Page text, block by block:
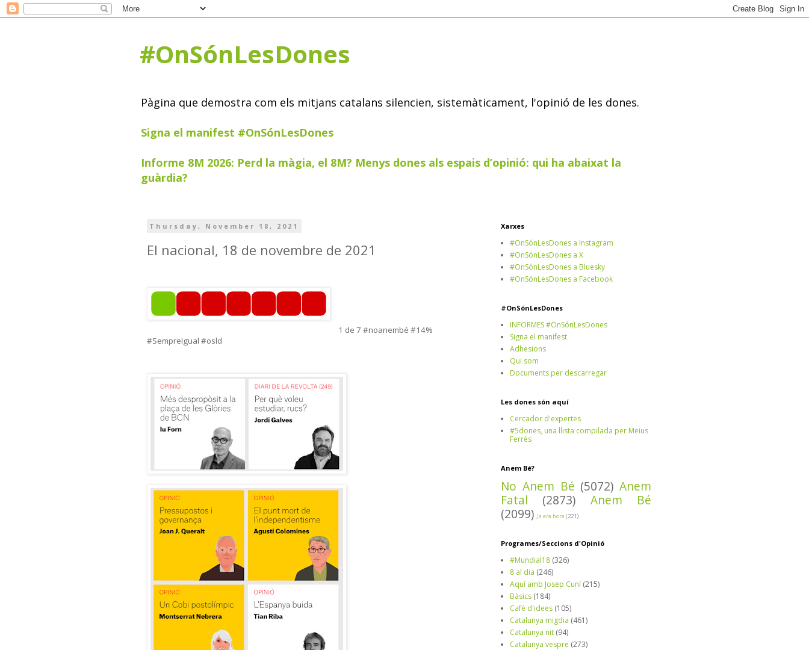
#OnSónLesDones
Pàgina que demostra com els mitjans catalans silencien, sistemàticament, l'opinió de les dones.
Signa el manifest #OnSónLesDones
Informe 8M 2026: Perd la màgia, el 8M? Menys dones als espais d’opinió: qui ha abaixat la
guàrdia?
Thursday, November 18, 2021
El nacional, 18 de novembre de 2021
1 de 7 #noanembé #14%
#SempreIgual #osld
Xarxes
#OnSónLesDones a Instagram
#OnSónLesDones a X
#OnSónLesDones a Bluesky
#OnSónLesDones a Facebook
#OnSónLesDones
INFORMES #OnSónLesDones
Signa el manifest
Adhesions
Qui som
Documents per descarregar
Les dones són aquí
Cercador d'expertes
#5dones, una llista compilada per Meius
Ferrés
Anem Bé?
No Anem Bé (5072) Anem
Fatal
(2873)
Anem Bé
(2099) Ja era hora (221)
Programes/Seccions d'Opinió
#Mundial18 (326)
8 al dia (246)
Aquí amb Josep Cuní (215)
Bàsics (184)
Cafè d'idees (105)
Catalunya migdia (461)
Catalunya nit (94)
Catalunya vespre (273)